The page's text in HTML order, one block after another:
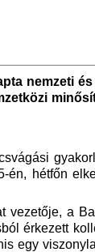
nemzeti
hétfőn
a
érkezett
egy